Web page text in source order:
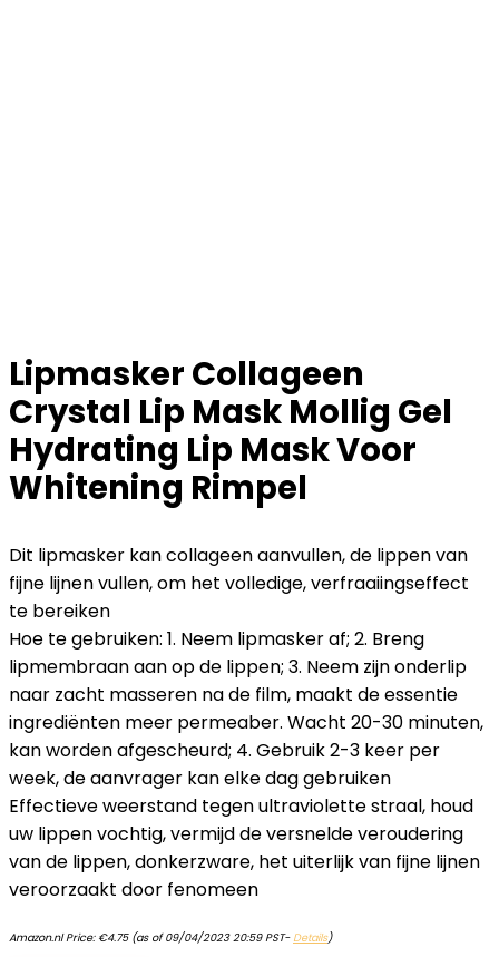
Lipmasker Collageen
Crystal Lip Mask Mollig Gel
Hydrating Lip Mask Voor
Whitening Rimpel
Dit lipmasker kan collageen aanvullen, de lippen van
fijne lijnen vullen, om het volledige, verfraaiingseffect
te bereiken
Hoe te gebruiken: 1. Neem lipmasker af; 2. Breng
lipmembraan aan op de lippen; 3. Neem zijn onderlip
naar zacht masseren na de film, maakt de essentie
ingrediënten meer permeaber. Wacht 20-30 minuten,
kan worden afgescheurd; 4. Gebruik 2-3 keer per
week, de aanvrager kan elke dag gebruiken
Effectieve weerstand tegen ultraviolette straal, houd
uw lippen vochtig, vermijd de versnelde veroudering
van de lippen, donkerzware, het uiterlijk van fijne lijnen
veroorzaakt door fenomeen
Amazon.nl Price: €4.75(as of 09/04/2023 20:59 PST- Details)